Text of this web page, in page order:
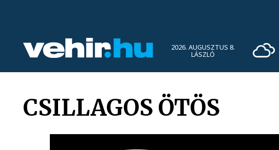
2026. AUGUSZTUS 8.
LÁSZLÓ
CSILLAGOS ÖTÖS